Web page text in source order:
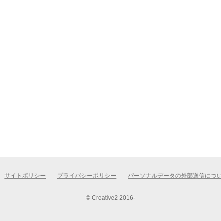
サイトポリシー プライバシーポリシー パーソナルデータの外部送信につ
© Creative2 2016-